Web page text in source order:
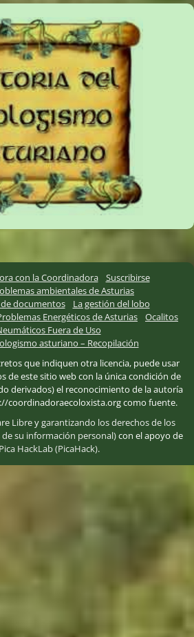
con la Coordinadora
Suscribirse
ambientales de Asturias
documentos
La gestión del lobo
Energéticos de Asturias
Ocalitos
Fuera de Uso
asturiano – Recopilación
que indiquen otra licencia, puede usar
de este sitio web con la única condición de
derivados) el reconocimiento de la autoría
coordinadoraecoloxista.org como fuente.
Libreygarantizando los derechos de los
su información personal)con el apoyo de
HackLab (PicaHack).